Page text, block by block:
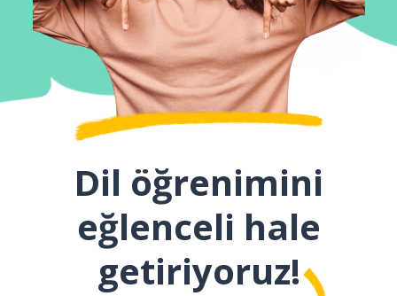
Dil öğrenimini
eğlenceli hale
getiriyoruz!